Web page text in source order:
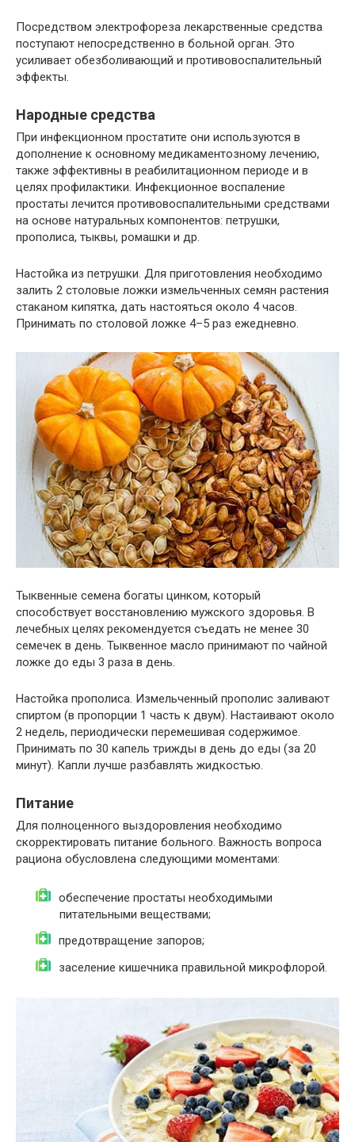
Посредством электрофореза лекарственные средства
поступают непосредственно в больной орган. Это
усиливает обезболивающий и противовоспалительный
эффекты.
Народные средства
При инфекционном простатите они используются в
дополнение к основному медикаментозному лечению,
также эффективны в реабилитационном периоде и в
целях профилактики. Инфекционное воспаление
простаты лечится противовоспалительными средствами
на основе натуральных компонентов: петрушки,
прополиса, тыквы, ромашки и др.
Настойка из петрушки. Для приготовления необходимо
залить 2 столовые ложки измельченных семян растения
стаканом кипятка, дать настояться около 4 часов.
Принимать по столовой ложке 4–5 раз ежедневно.
Тыквенные семена богаты цинком, который
способствует восстановлению мужского здоровья. В
лечебных целях рекомендуется съедать не менее 30
семечек в день. Тыквенное масло принимают по чайной
ложке до еды 3 раза в день.
Настойка прополиса. Измельченный прополис заливают
спиртом (в пропорции 1 часть к двум). Настаивают около
2 недель, периодически перемешивая содержимое.
Принимать по 30 капель трижды в день до еды (за 20
минут). Капли лучше разбавлять жидкостью.
Питание
Для полноценного выздоровления необходимо
скорректировать питание больного. Важность вопроса
рациона обусловлена следующими моментами:
обеспечение простаты необходимыми
питательными веществами;
предотвращение запоров;
заселение кишечника правильной микрофлорой.